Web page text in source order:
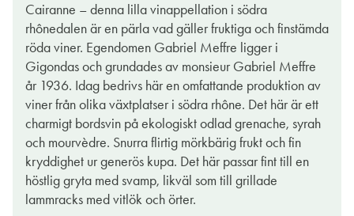
Cairanne – denna lilla vinappellation i södra
rhônedalen är en pärla vad gäller fruktiga och finstämda
röda viner. Egendomen Gabriel Meffre ligger i
Gigondas och grundades av monsieur Gabriel Meffre
år 1936. Idag bedrivs här en omfattande produktion av
viner från olika växtplatser i södra rhône. Det här är ett
charmigt bordsvin på ekologiskt odlad grenache, syrah
och mourvèdre. Snurra flirtig mörkbärig frukt och fin
kryddighet ur generös kupa. Det här passar fint till en
höstlig gryta med svamp, likväl som till grillade
lammracks med vitlök och örter.
som ger vinet härlig värme och en lite rostad
rotfruktsknäckighet, utan att vinet är det minsta sött. Tvärtom!
Även i smaken är detta en generös, mycket tacksam
medspelare till all rödvinsmat, inte minst höstens mustiga grytor,
tack vare en rejäl, småörtig karaktär av Syrah och Mourvédre
som kompletterar Grenache och gifter sig fint med lök, tomat,
svamp och annat som fått gifta sig i grytans mustiga röra. Själv
drack jag det med förtjusning till en pasta med en köttfärssås på
blandfärs som fått koka ihop med torkad karl johansvamp, lite
kycklinglever, lök, morot, rotselleri och tomat. Härlig
husmanskost som förtjänar ett gott rödvin!